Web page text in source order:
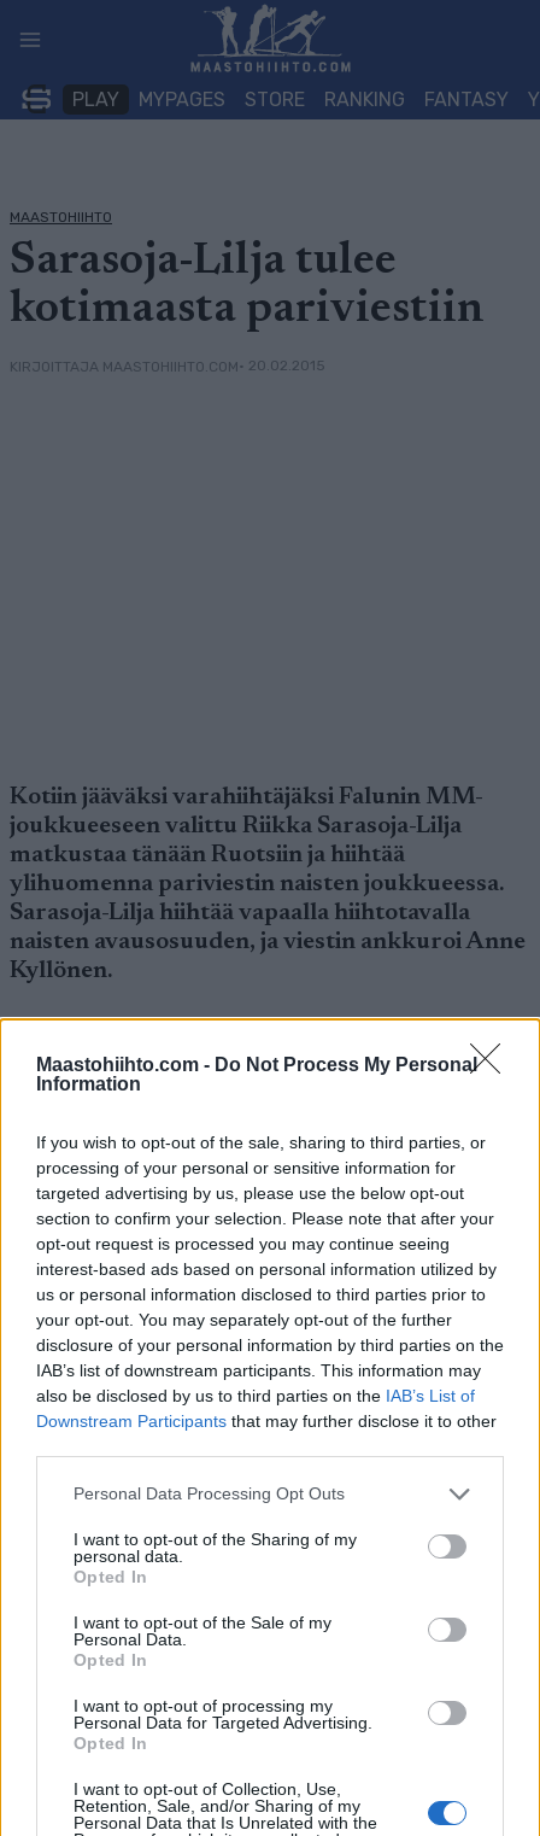
Maastohiihto.com - Do Not Process My Personal
Information
If you wish to opt-out of the sale, sharing to third parties, or
processing of your personal or sensitive information for
targeted advertising by us, please use the below opt-out
section to confirm your selection. Please note that after your
opt-out request is processed you may continue seeing
interest-based ads based on personal information utilized by
us or personal information disclosed to third parties prior to
your opt-out. You may separately opt-out of the further
disclosure of your personal information by third parties on the
IAB’s list of downstream participants. This information may
also be disclosed by us to third parties on the IAB’s List of
Downstream Participants that may further disclose it to other
Please note that this website/app uses one or more Google
not limited to your visit or usage behaviour. You may click to
grant or deny consent to Google and its third-party tags to
use your data for below specified purposes in below Google
consent section.
Personal Data Processing Opt Outs
I want to opt-out of the Sharing of my
personal data.
Opted In
I want to opt-out of the Sale of my
Personal Data.
Opted In
I want to opt-out of processing my
Personal Data for Targeted Advertising.
Opted In
I want to opt-out of Collection, Use,
Retention, Sale, and/or Sharing of my
Personal Data that Is Unrelated with the
sisältöön
PLAY MYPAGES STORE RANKING FANTASY
MAASTOHIIHTO
Sarasoja-Lilja tulee
kotimaasta pariviestiin
KIRJOITTAJA MAASTOHIIHTO.COM• 20.02.2015
Kotiin jääväksi varahiihtäjäksi Falunin MM-
joukkueeseen valittu Riikka Sarasoja-Lilja
matkustaa tänään Ruotsiin ja hiihtää
ylihuomenna pariviestin naisten joukkueessa.
Sarasoja-Lilja hiihtää vapaalla hiihtotavalla
naisten avausosuuden, ja viestin ankkuroi Anne
Kyllönen.
Päävalmentaja Reijo Jylhän mukaan Sarasoja-
Liljan tulo Faluniin liittyy siihen, että hiihtäjien
kokonaiskuormitus pysyy kurissa. Huomenna
on ohjelmassa yhdistelmäkisa ja tiistaina
naisten vapaan hiihtotavan kymppi.
Miesten pariviestissä hiihtävät Ville Nousiainen
ja Martti Jylhä.
Tilaa uutiskirjeemme